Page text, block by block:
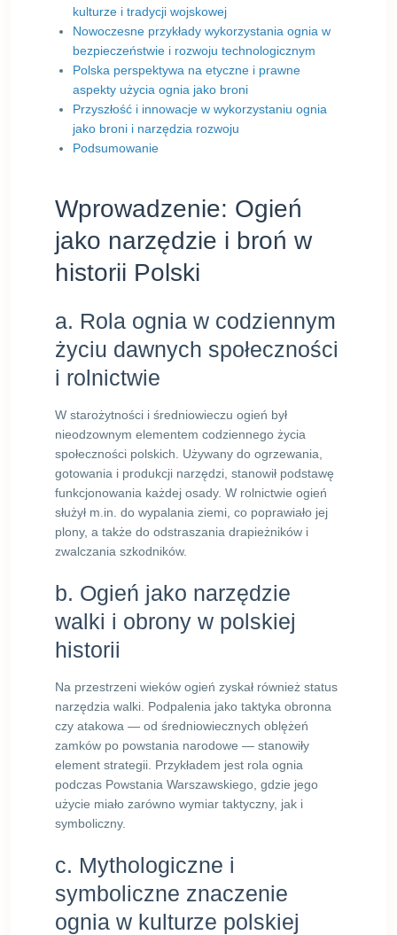
kulturze i tradycji wojskowej
Nowoczesne przykłady wykorzystania ognia w
bezpieczeństwie i rozwoju technologicznym
Polska perspektywa na etyczne i prawne
aspekty użycia ognia jako broni
Przyszłość i innowacje w wykorzystaniu ognia
jako broni i narzędzia rozwoju
Podsumowanie
Wprowadzenie: Ogień
jako narzędzie i broń w
historii Polski
a. Rola ognia w codziennym
życiu dawnych społeczności
i rolnictwie
W starożytności i średniowieczu ogień był
nieodzownym elementem codziennego życia
społeczności polskich. Używany do ogrzewania,
gotowania i produkcji narzędzi, stanowił podstawę
funkcjonowania każdej osady. W rolnictwie ogień
służył m.in. do wypalania ziemi, co poprawiało jej
plony, a także do odstraszania drapieżników i
zwalczania szkodników.
b. Ogień jako narzędzie
walki i obrony w polskiej
historii
Na przestrzeni wieków ogień zyskał również status
narzędzia walki. Podpalenia jako taktyka obronna
czy atakowa — od średniowiecznych oblężeń
zamków po powstania narodowe — stanowiły
element strategii. Przykładem jest rola ognia
podczas Powstania Warszawskiego, gdzie jego
użycie miało zarówno wymiar taktyczny, jak i
symboliczny.
c. Mythologiczne i
symboliczne znaczenie
ognia w kulturze polskiej